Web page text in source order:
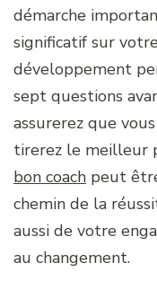
démarche
significatif sur
développement
sept questions
assurerez que
tirerez le meilleur
bon coach peut
chemin de la
aussi de votre
au changement.